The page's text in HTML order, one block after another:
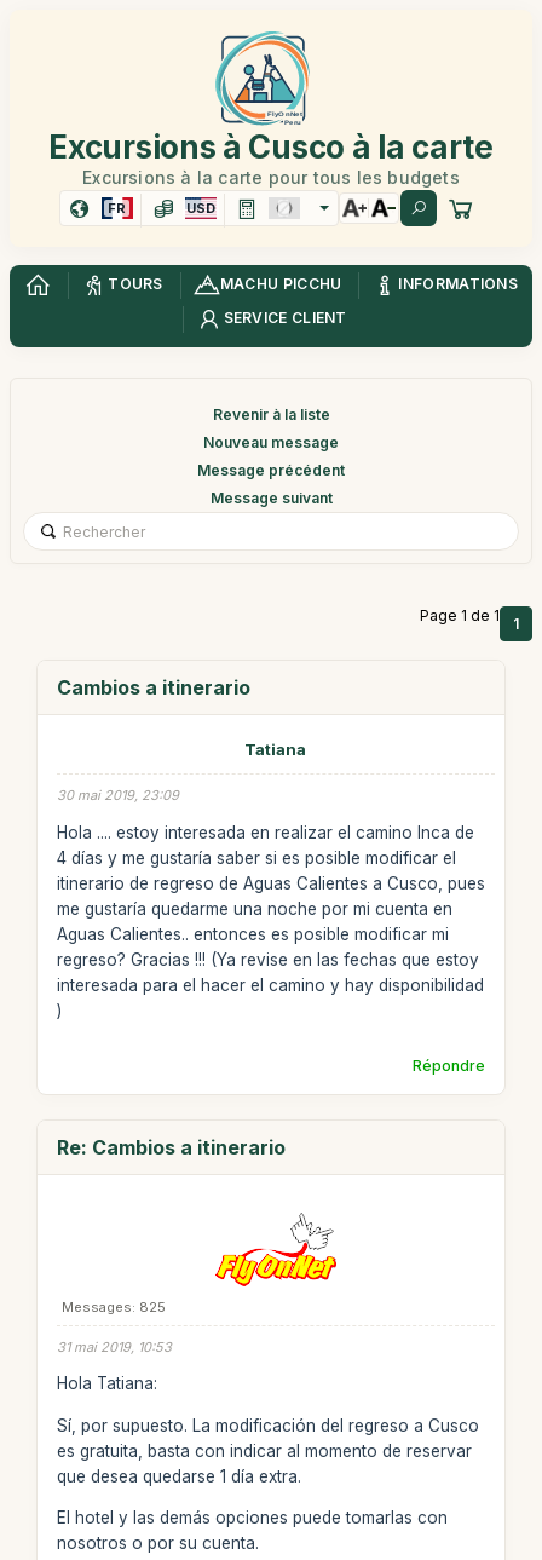
Excursions à Cusco à la carte
Excursions à la carte pour tous les budgets
FR USD
TOURS MACHU PICCHU
INFORMATIONS
SERVICE CLIENT
Revenir à la liste
Nouveau message
Message précédent
Message suivant
Page 1 de 1 1
Cambios a itinerario
Tatiana
30 mai 2019, 23:09
Hola .... estoy interesada en realizar el camino Inca de
4 días y me gustaría saber si es posible modificar el
itinerario de regreso de Aguas Calientes a Cusco, pues
me gustaría quedarme una noche por mi cuenta en
Aguas Calientes.. entonces es posible modificar mi
regreso? Gracias !!! (Ya revise en las fechas que estoy
interesada para el hacer el camino y hay disponibilidad
)
Répondre
Re: Cambios a itinerario
Messages: 825
31 mai 2019, 10:53
Hola Tatiana:
Sí, por supuesto. La modificación del regreso a Cusco
es gratuita, basta con indicar al momento de reservar
que desea quedarse 1 día extra.
El hotel y las demás opciones puede tomarlas con
nosotros o por su cuenta.